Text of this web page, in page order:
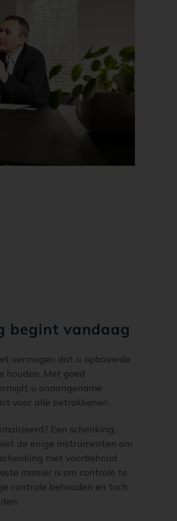
begint vandaag
vermogen dat u opbouwde
houden. Met goed
u onaangename
voor alle betrokkenen.
Een schenking,
de enige instrumenten om
met voorbehoud
manier is om controle te
controle behouden en toch